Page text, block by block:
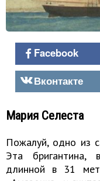
Facebook
Вконтакте
Мария Селеста
Пожалуй, одно из
Эта
длинной в 31